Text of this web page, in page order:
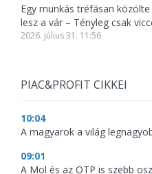
Egy munkás tréfásan
lesz a vár – Tényleg csak
2026. július 31. 11:56
PIAC&PROFIT CIKKEI
10:04
A magyarok a világ
09:01
A Mol és az OTP is szebb